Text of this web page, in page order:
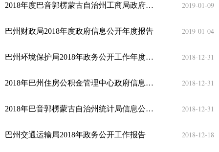
2018年度巴音郭楞蒙古自治州工商局政府信息公开工作年度报告 2019-01-09
巴州财政局2018年度政府信息公开年度报告 2019-01-04
巴州环境保护局2018年政务公开工作年度报告 2018-12-31
2018年巴州住房公积金管理中心政府信息公开年度报告 2018-12-31
2018年巴音郭楞蒙古自治州统计局信息公开年度报告 2018-12-31
巴州交通运输局2018年政务公开工作报告 2018-12-18